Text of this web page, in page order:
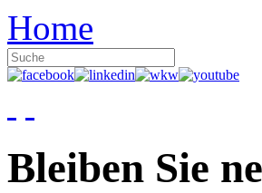
Home
Bleiben Sie